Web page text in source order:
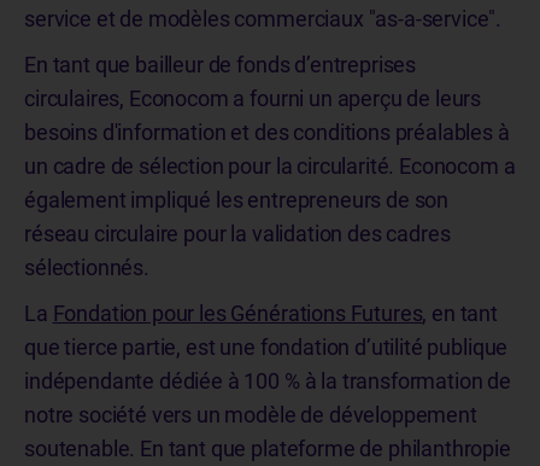
service et de modèles commerciaux "as-a-service".
En tant que bailleur de fonds d’entreprises
circulaires, Econocom a fourni un aperçu de leurs
besoins d'information et des conditions préalables à
un cadre de sélection pour la circularité. Econocom a
également impliqué les entrepreneurs de son
réseau circulaire pour la validation des cadres
sélectionnés.
La Fondation pour les Générations Futures, en tant
que tierce partie, est une fondation d’utilité publique
indépendante dédiée à 100 % à la transformation de
notre société vers un modèle de développement
soutenable. En tant que plateforme de philanthropie